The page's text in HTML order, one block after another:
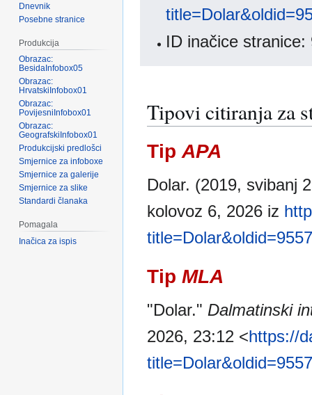
ID inačice stranice:
Tipovi citiranja za
Tip APA
Dolar. (2019, svibanj
kolovoz 6, 2026 iz
title=Dolar&oldid=9557
Tip MLA
"Dolar." Dalmatinski
2026, 23:12 <https://
title=Dolar&oldid=9557
Dnevnik
Posebne stranice
Produkcija
Obrazac:
BesidaInfobox05
Obrazac:
HrvatskiInfobox01
Obrazac:
PovijesniInfobox01
Obrazac:
GeografskiInfobox01
Produkcijski predlošci
Smjernice za infoboxe
Smjernice za galerije
Smjernice za slike
Standardi članaka
Pomagala
Inačica za ispis